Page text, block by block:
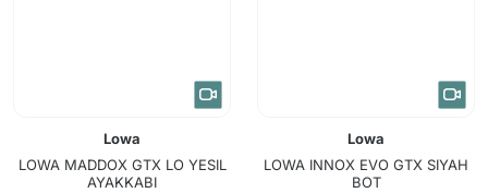
Lowa
LOWA MADDOX GTX LO YESIL
AYAKKABI
Lowa
LOWA INNOX EVO GTX SIYAH
BOT